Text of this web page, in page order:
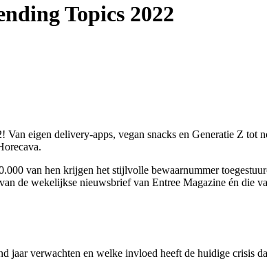
Topics 2022
eigen delivery-apps, vegan snacks en Generatie Z tot
van hen krijgen het stijlvolle bewaarnummer
de wekelijkse nieuwsbrief van Entree Magazine én die
verwachten en welke invloed heeft de huidige crisis